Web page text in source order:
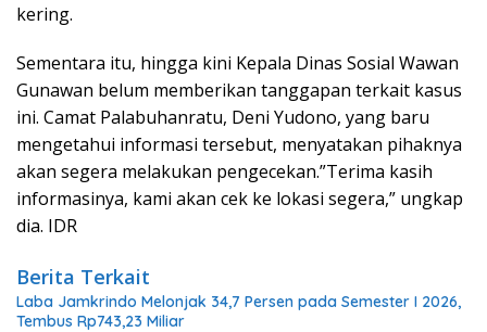
kering.
Sementara itu, hingga kini Kepala Dinas Sosial Wawan
Gunawan belum memberikan tanggapan terkait kasus
ini. Camat Palabuhanratu, Deni Yudono, yang baru
mengetahui informasi tersebut, menyatakan pihaknya
akan segera melakukan pengecekan.”Terima kasih
informasinya, kami akan cek ke lokasi segera,” ungkap
dia. IDR
Berita Terkait
Laba Jamkrindo Melonjak 34,7 Persen pada Semester I 2026,
Tembus Rp743,23 Miliar